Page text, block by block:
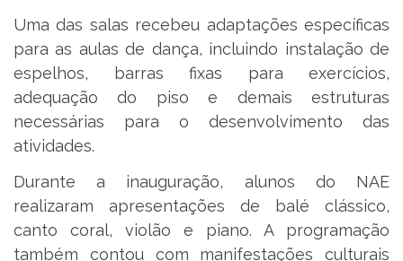
Uma das salas recebeu adaptações específicas
para as aulas de dança, incluindo instalação de
espelhos, barras fixas para exercícios,
adequação do piso e demais estruturas
necessárias para o desenvolvimento das
atividades.
Durante a inauguração, alunos do NAE
realizaram apresentações de balé clássico,
canto coral, violão e piano. A programação
também contou com manifestações culturais